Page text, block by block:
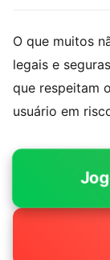
O que muitos
legais e
que respeitam
usuário em